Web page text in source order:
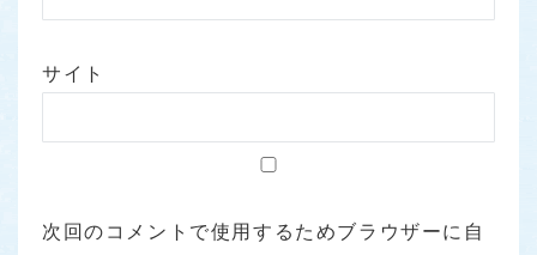
サイト
次回のコメントで使用するためブラウザーに自